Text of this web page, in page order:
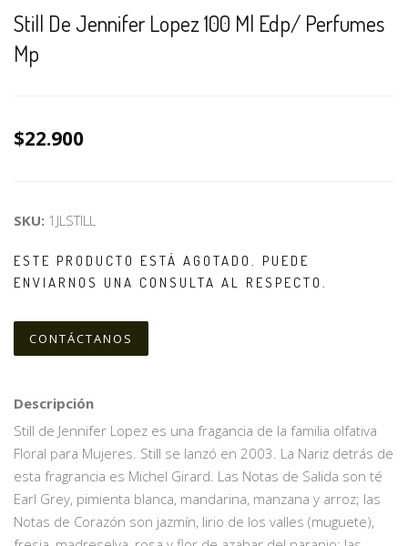
Still De Jennifer Lopez 100 Ml Edp/ Perfumes
Mp
$22.900
SKU: 1JLSTILL
ESTE PRODUCTO ESTÁ AGOTADO. PUEDE
ENVIARNOS UNA CONSULTA AL RESPECTO.
CONTÁCTANOS
Descripción
Still de Jennifer Lopez es una fragancia de la familia olfativa
Floral para Mujeres. Still se lanzó en 2003. La Nariz detrás de
esta fragrancia es Michel Girard. Las Notas de Salida son té
Earl Grey, pimienta blanca, mandarina, manzana y arroz; las
Notas de Corazón son jazmín, lirio de los valles (muguete),